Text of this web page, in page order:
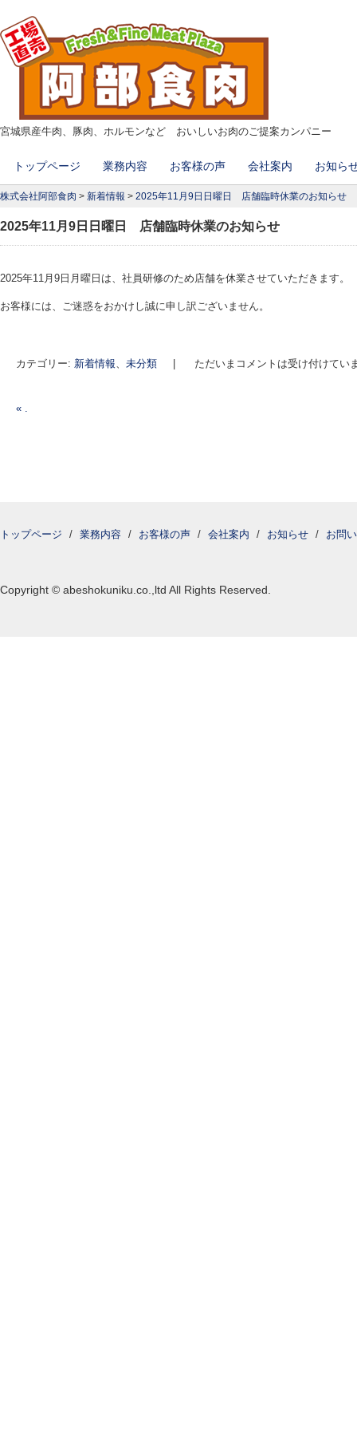
宮城県産牛肉、豚肉、ホルモンなど おいしいお肉のご提案カンパニー
メインメニュー
コ
テ
ン
ツ
移
動
トップページ 業務内容 お客様の声 会社案内 お知ら
株式会社阿部食肉 > 新着情報 > 2025年11月9日日曜日 店舗臨時休業のお知らせ
2025年11月9日日曜日 店舗臨時休業のお知らせ
2025年11月9日月曜日は、社員研修のため店舗を休業させていただきます。
お客様には、ご迷惑をおかけし誠に申し訳ございません。
カテゴリー: 新着情報、 未分類 ただいまコメントは受け付けてい
« .
トップページ / 業務内容 / お客様の声 / 会社案内 / お知らせ / お問
Copyright © abeshokuniku.co.,ltd All Rights Reserved.